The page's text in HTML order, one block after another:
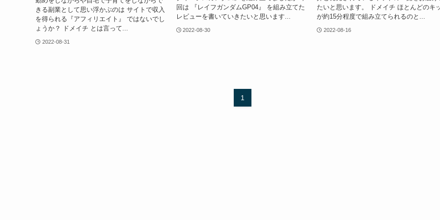
きる副業として思い浮かぶのは サイトで収入
を得られる『アフィリエイト』 ではないでし
ょうか？ ドメイチ とは言って...
2022-08-31
回は 『レイフガンダムGP04』 を組み立てた
レビューを書いていきたいと思います...
2022-08-30
たいと思います。 ドメイチ ほとんどのキ
が約15分程度で組み立てられるのと...
2022-08-16
1